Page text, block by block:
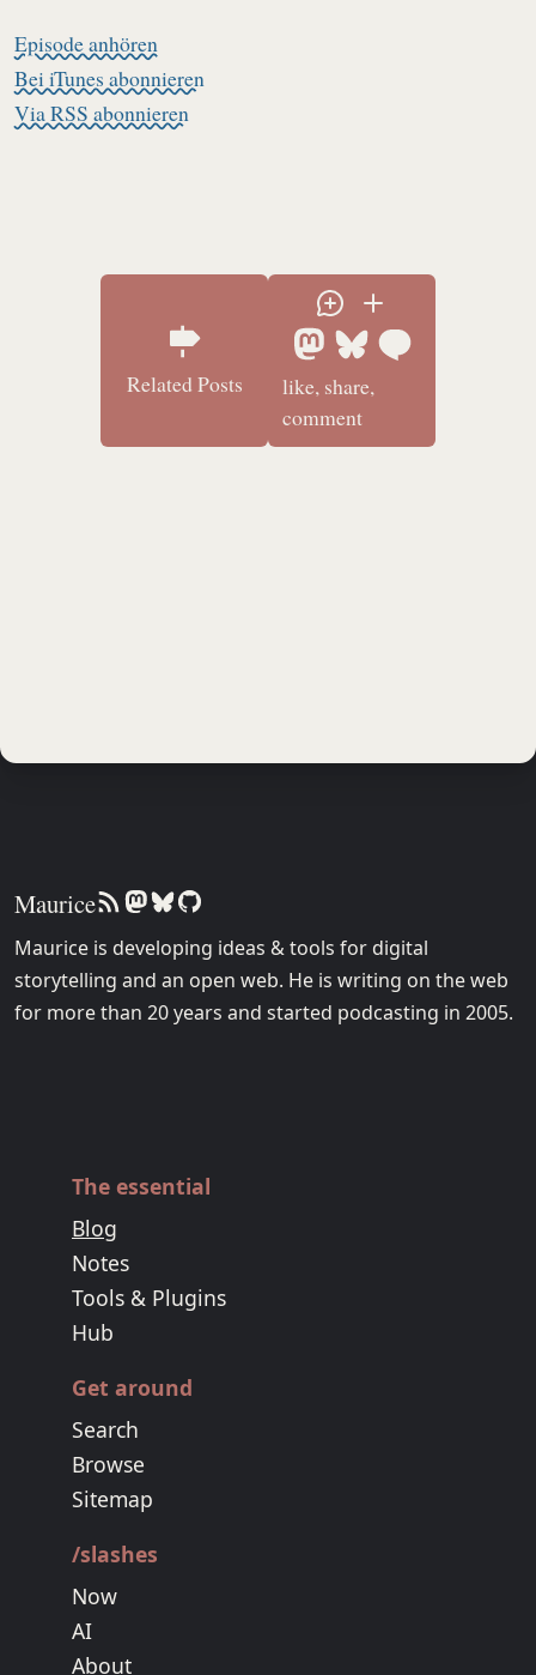
Episode anhören
Bei iTunes abonnieren
Via RSS abonnieren
Related Posts
like, share,
comment
Maurice
Maurice is developing ideas & tools for digital
storytelling and an open web. He is writing on the web
for more than 20 years and started podcasting in 2005.
The essential
Blog
Notes
Tools & Plugins
Hub
Get around
Search
Browse
Sitemap
/slashes
Now
AI
About